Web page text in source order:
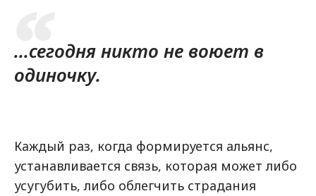
...сегодня никто не воюет в
одиночку.
Каждый раз, когда формируется альянс,
устанавливается связь, которая может либо
усугубить, либо облегчить страдания